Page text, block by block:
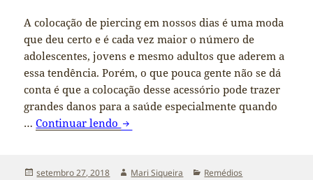
A colocação de piercing em nossos dias é uma moda
que deu certo e é cada vez maior o número de
adolescentes, jovens e mesmo adultos que aderem a
essa tendência. Porém, o que pouca gente não se dá
conta é que a colocação desse acessório pode trazer
grandes danos para a saúde especialmente quando
…Continuar lendo Remédio Antiinflamatório para
Publicado
setembro 27, 2018 Autor
Mari Siqueira Categorias
Remédios